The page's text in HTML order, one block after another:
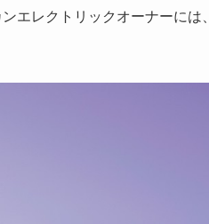
エレクトリックオーナーには